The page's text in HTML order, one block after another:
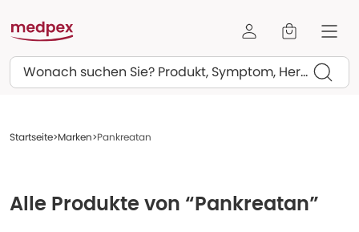
Suchen
Startseite Marken Pankreatan
Alle Produkte von “Pankreatan”